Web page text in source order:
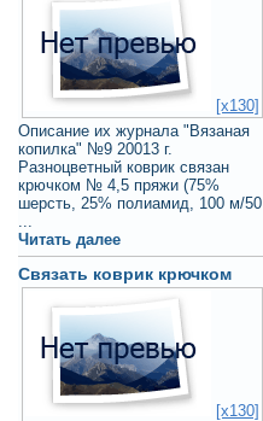
[x130]
Описание их журнала "Вязаная
копилка" №9 20013 г.
Разноцветный коврик связан
крючком № 4,5 пряжи (75%
шерсть, 25% полиамид, 100 м/50
...
Читать далее
Связать коврик крючком
[x130]